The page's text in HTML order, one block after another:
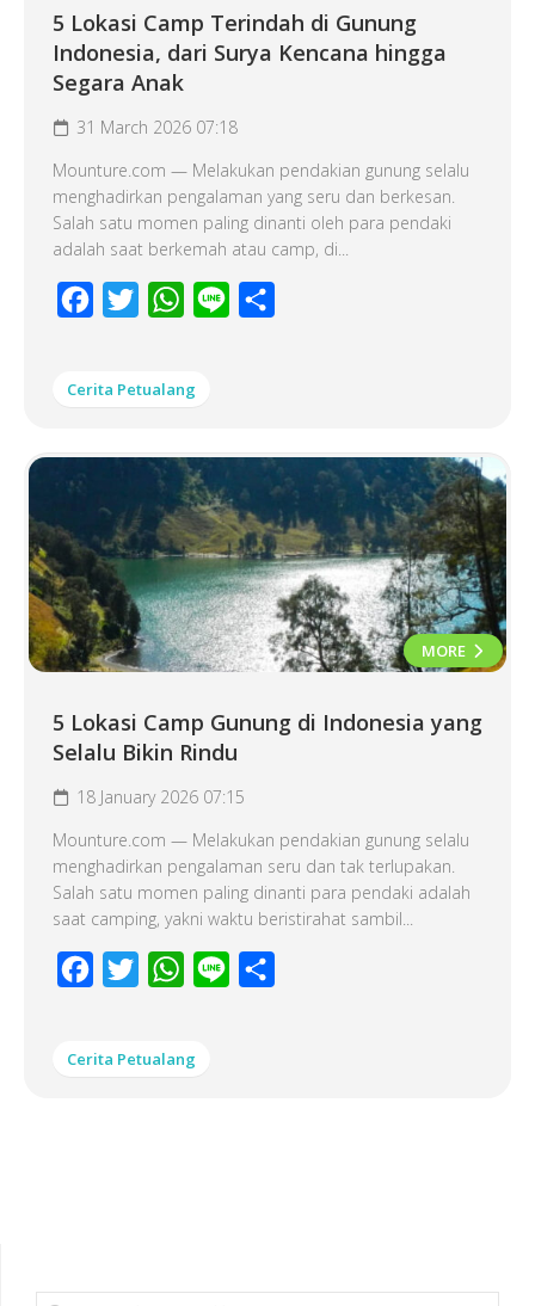
5 Lokasi Camp Terindah di Gunung
Indonesia, dari Surya Kencana hingga
Segara Anak
31 March 2026 07:18
Mounture.com — Melakukan pendakian gunung selalu
menghadirkan pengalaman yang seru dan berkesan.
Salah satu momen paling dinanti oleh para pendaki
adalah saat berkemah atau camp, di...
Facebook
Twitter WhatsApp
Line
Cerita Petualang
MORE
5 Lokasi Camp Gunung di Indonesia yang
Selalu Bikin Rindu
18 January 2026 07:15
Mounture.com — Melakukan pendakian gunung selalu
menghadirkan pengalaman seru dan tak terlupakan.
Salah satu momen paling dinanti para pendaki adalah
saat camping, yakni waktu beristirahat sambil...
Facebook
Twitter WhatsApp
Line
Cerita Petualang